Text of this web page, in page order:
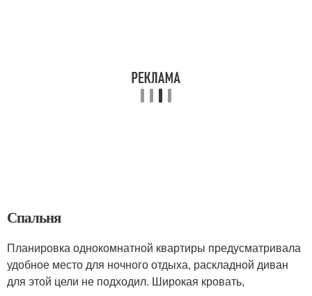
Спальня
Планировка однокомнатной квартиры предусматривала
удобное место для ночного отдыха, раскладной диван
для этой цели не подходил. Широкая кровать,